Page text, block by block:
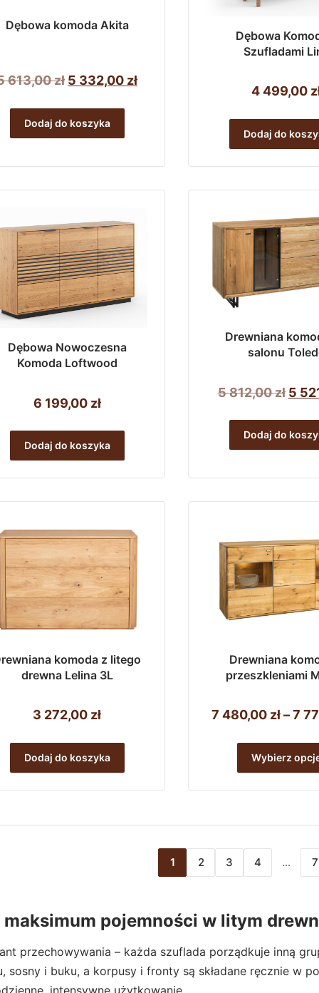
Dębowa komoda Akita
613,00zł Pierwotna
wynosiła:
5
5 332,00 złAktualna
Dodaj do koszyka
Dębowa
Szufladami
4 499,00
Dodaj do
Dębowa Nowoczesna
Komoda Loftwood
6 199,00 zł
Dodaj do koszyka
Drewniana
salonu
5 812,00zł
5
5
Dodaj do
komoda z litego
drewna Lelina 3L
3 272,00 zł
Dodaj do koszyka
Drewniana
przeszkleniami
7 480,00 zł–7
Wybierz
1 2 3 4 … 7
pojemności w litym
przechowywania – każda szuflada porządkuje inną
i buku, a korpusy i fronty są składane ręcznie w
intensywne użytkowanie.